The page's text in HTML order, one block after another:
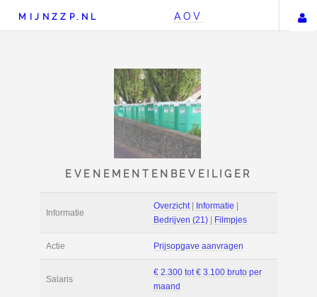
MIJNZZP.NL AOV